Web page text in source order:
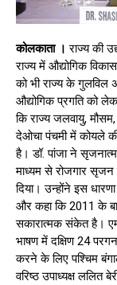
कोलकाता । राज्य की
राज्य में औद्योगिक
को भी राज्य के गुलविल
औद्योगिक प्रगति को
कि राज्य जलवायु,
देओचा पंचमी में कोयले
है। डॉ. पांजा ने
माध्यम से रोजगार सृजन
दिया। उन्होंने इस
और कहा कि 2011 के
सकारात्मक संकेत है।
भाषण में दक्षिण 24
करने के लिए पश्चिम
वरिष्ठ उपाध्यक्ष ललित